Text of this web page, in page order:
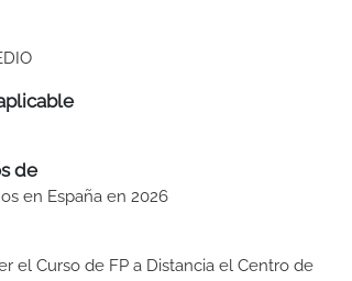
de
en España en 2026
el Curso de FP a Distancia el Centro de